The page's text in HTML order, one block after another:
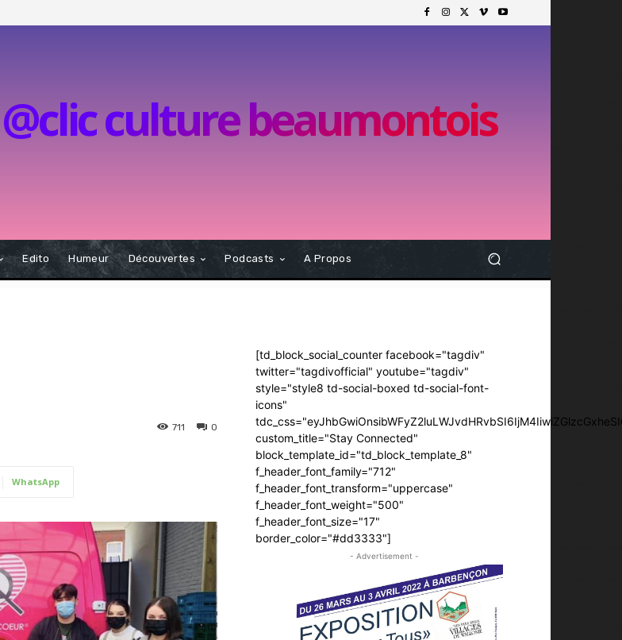
@clic culture beaumontois
Edito Humeur Découvertes Podcasts A Propos
0
711
WhatsApp
[td_block_social_counter facebook="tagdiv"
twitter="tagdivofficial" youtube="tagdiv"
style="style8 td-social-boxed td-social-font-
icons"
custom_title="Stay Connected"
block_template_id="td_block_template_8"
f_header_font_family="712"
f_header_font_transform="uppercase"
f_header_font_weight="500"
f_header_font_size="17"
border_color="#dd3333"]
- Advertisement -